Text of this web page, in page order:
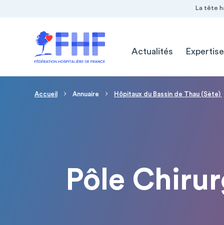
La tête
Actualités
Fil d'Ariane
Accueil Annuaire Hôpitaux du Bassin de Thau (Sète)
Pôle